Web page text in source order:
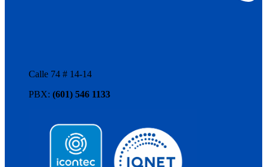
Calle 74 # 14-14
PBX: (601) 546 1133